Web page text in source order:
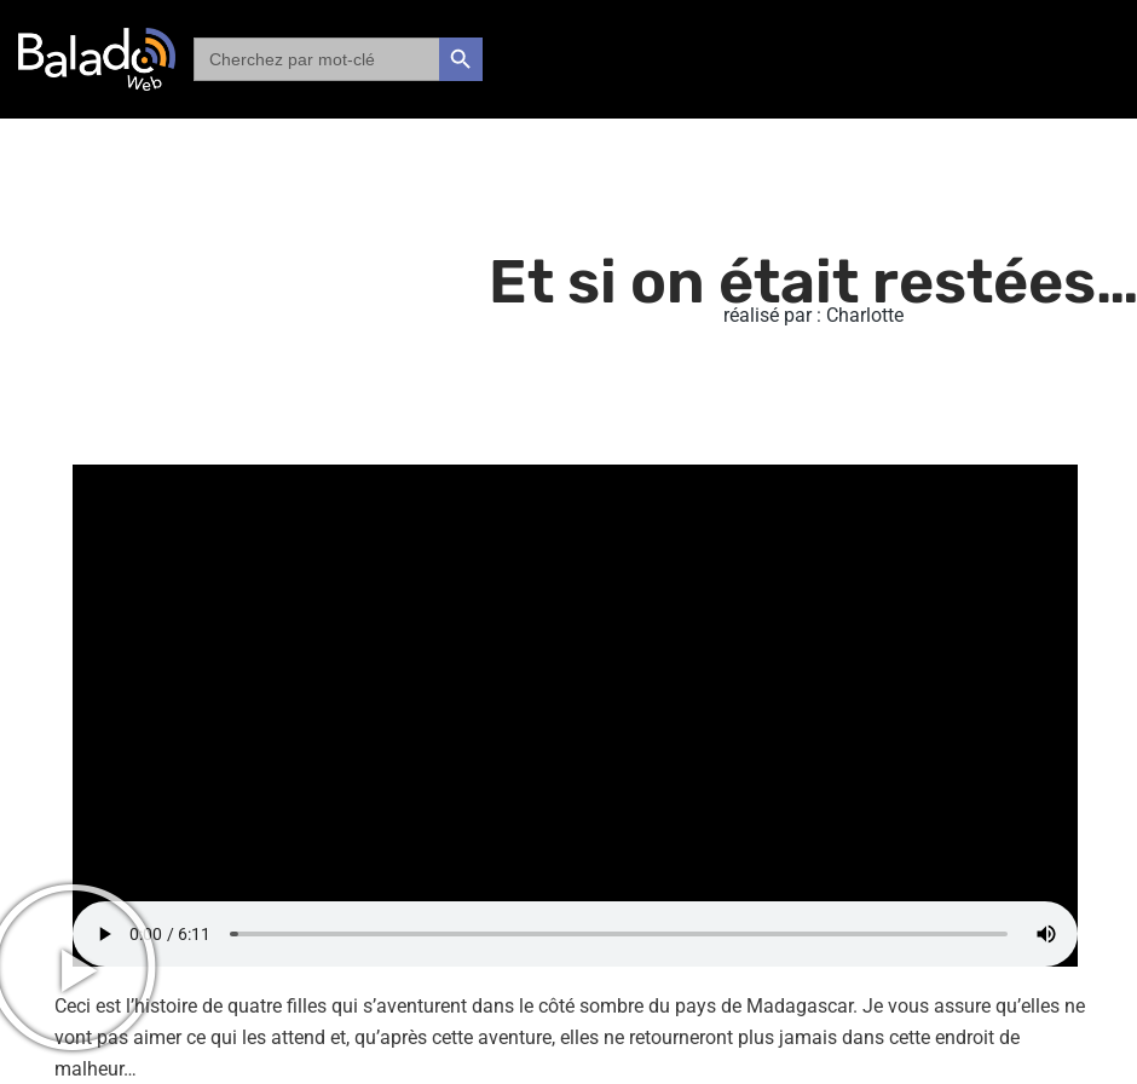
Search
for:
SEARCH BUTTON
Et si on était restées…
réalisé par : Charlotte
Ceci est l’histoire de quatre filles qui s’aventurent dans le côté sombre du pays de Madagascar. Je vous assure qu’elles ne
vont pas aimer ce qui les attend et, qu’après cette aventure, elles ne retourneront plus jamais dans cette endroit de
malheur…